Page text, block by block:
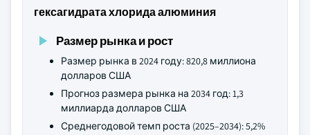
гексагидрата хлорида алюминия
Размер рынка и рост
Размер рынка в 2024 году: 820,8 миллиона
долларов США
Прогноз размера рынка на 2034 год: 1,3
миллиарда долларов США
Среднегодовой темп роста (2025–2034): 5,2%